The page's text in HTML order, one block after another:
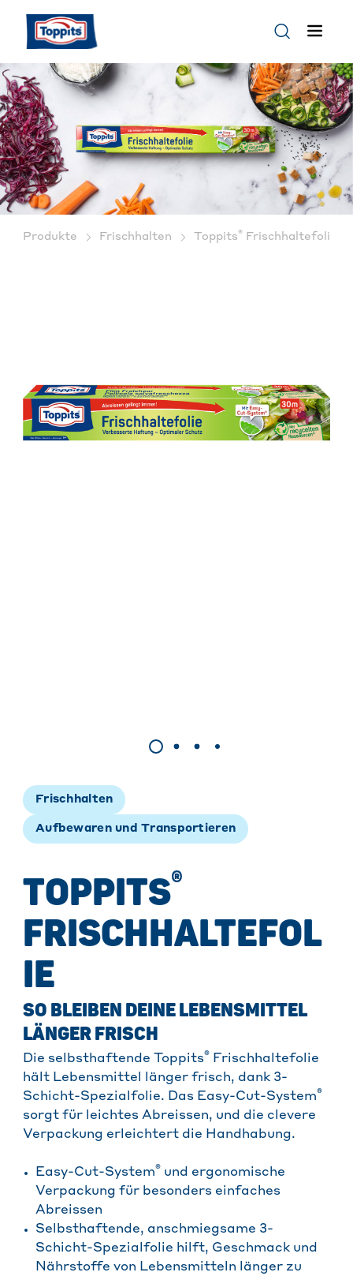
Produkte Frischhalten Toppits® Frischhaltefolie
Frischhalten
Aufbewaren und Transportieren
TOPPITS®
FRISCHHALTEFOL
IE
SO BLEIBEN DEINE LEBENSMITTEL
LÄNGER FRISCH
Die selbsthaftende Toppits® Frischhaltefolie
hält Lebensmittel länger frisch, dank 3-
Schicht-Spezialfolie. Das Easy-Cut-System®
sorgt für leichtes Abreissen, und die clevere
Verpackung erleichtert die Handhabung.
Easy-Cut-System® und ergonomische
Verpackung für besonders einfaches
Abreissen
Selbsthaftende, anschmiegsame 3-
Schicht-Spezialfolie hilft, Geschmack und
Nährstoffe von Lebensmitteln länger zu